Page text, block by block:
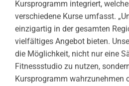
Kursprogramm integriert,
verschiedene Kurse umfasst.
einzigartig in der gesamten
vielfältiges Angebot bieten.
die Möglichkeit, nicht nur eine
Fitnessstudio zu nutzen,
Kursprogramm wahrzunehmen